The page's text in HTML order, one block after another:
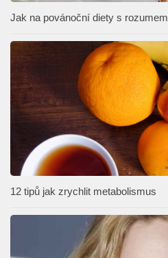
Jak na povánoční diety s rozumem
12 tipů jak zrychlit metabolismus